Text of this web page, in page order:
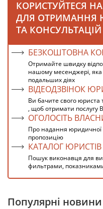
КОРИСТУЙТЕСЯ
ДЛЯ ОТРИМАННЯ
ТА КОНСУЛЬТАЦІЙ
БЕЗКОШТОВНА
Отримайте швидку
нашому месенджері,
подальших діях
ВІДЕОДЗВІНОК
Ви бачите свого юриста
, щоб отримати послугу
ОГОЛОСІТЬ
Про надання юридичної
пропозицію
КАТАЛОГ ЮРИСТІВ
Пошук виконавця для
фильтрами,
Популярні новини